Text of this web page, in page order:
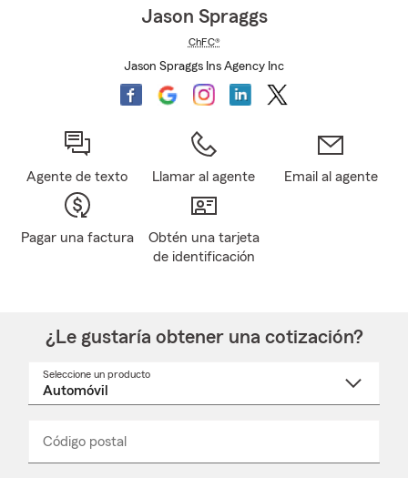
Jason Spraggs
ChFC®
Jason Spraggs Ins Agency Inc
Agente de texto Llamar al agente Email al agente
Pagar una factura
Obtén una tarjeta
de identificación
¿Le gustaría obtener una cotización?
Seleccione un producto
desplegable
Código postal
_____